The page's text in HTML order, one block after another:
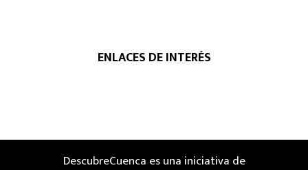
ENLACES DE INTERÉS
DescubreCuenca es una iniciativa de